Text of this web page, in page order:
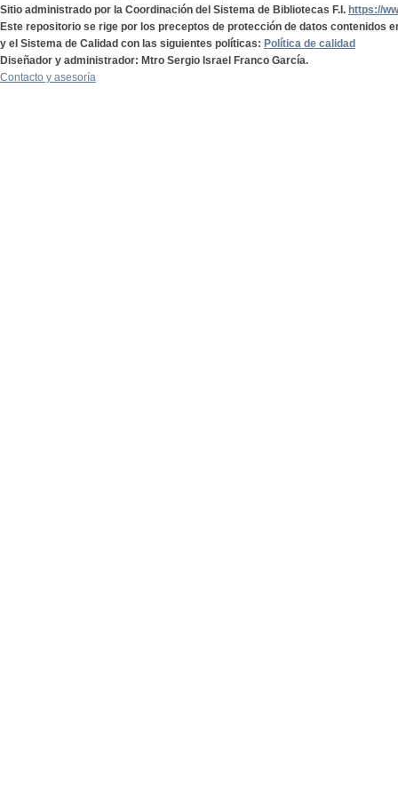
Sitio administrado por la Coordinación del Sistema de Bibliotecas F.I. https://
Este repositorio se rige por los preceptos de protección de datos contenidos
y el Sistema de Calidad con las siguientes políticas: Política de calidad
Diseñador y administrador: Mtro Sergio Israel Franco García.
Contacto y asesoría